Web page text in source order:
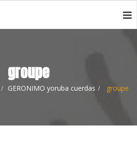
groupe
GERONIMO yoruba cuerdas groupe